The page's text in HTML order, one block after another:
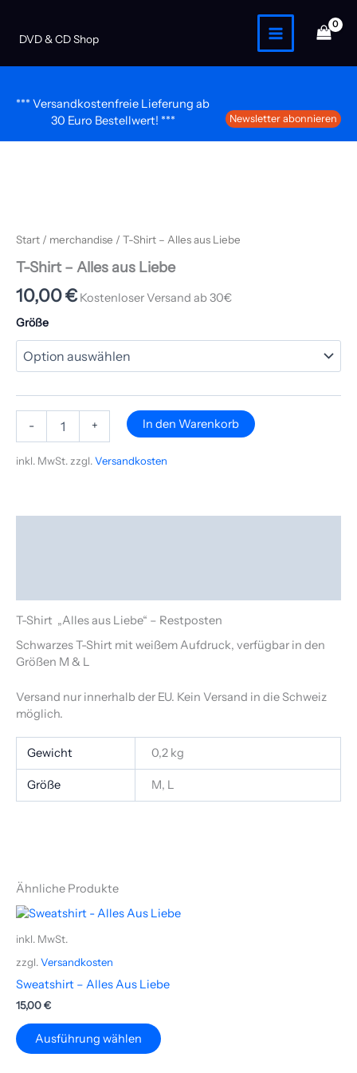
springen
DVD & CD Shop
*** Versandkostenfreie Lieferung ab
30 Euro Bestellwert! ***
Newsletter abonnieren
Start / merchandise / T-Shirt – Alles aus Liebe
T-Shirt – Alles aus Liebe
10,00€ Kostenloser Versand ab 30€
Größe
-
Alles
aus
Menge
+ In den Warenkorb
inkl. MwSt. zzgl. Versandkosten
T-Shirt „Alles aus Liebe“ – Restposten
Schwarzes T-Shirt mit weißem Aufdruck, verfügbar in den
Größen M & L
Versand nur innerhalb der EU. Kein Versand in die Schweiz
möglich.
Gewicht 0,2 kg
Größe M, L
Ähnliche Produkte
inkl. MwSt.
zzgl.Versandkosten
Sweatshirt – Alles Aus Liebe
15,00€
Ausführung wählen
Dieses
Varianten
können